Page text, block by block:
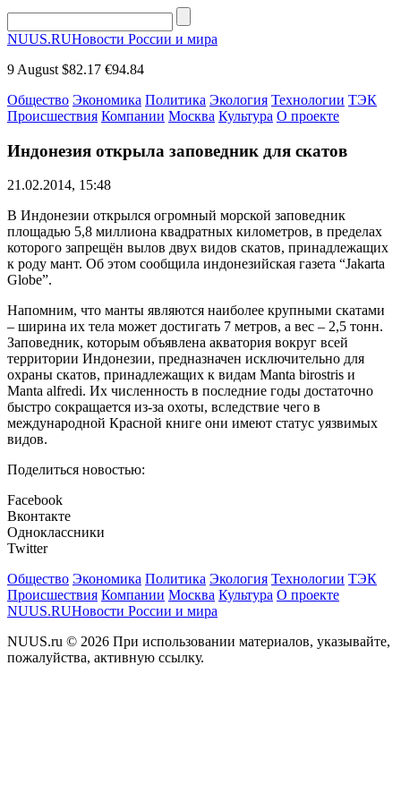
NUUS.RUНовости России и мира
9 August $82.17 €94.84
Общество Экономика Политика Экология Технологии ТЭК
Происшествия Компании Москва Культура О проекте
Индонезия открыла заповедник для скатов
21.02.2014, 15:48
В Индонезии открылся огромный морской заповедник
площадью 5,8 миллиона квадратных километров, в пределах
которого запрещён вылов двух видов скатов, принадлежащих
к роду мант. Об этом сообщила индонезийская газета “Jakarta
Globe”.
Напомним, что манты являются наиболее крупными скатами
– ширина их тела может достигать 7 метров, а вес – 2,5 тонн.
Заповедник, которым объявлена акватория вокруг всей
территории Индонезии, предназначен исключительно для
охраны скатов, принадлежащих к видам Manta birostris и
Manta alfredi. Их численность в последние годы достаточно
быстро сокращается из-за охоты, вследствие чего в
международной Красной книге они имеют статус уязвимых
видов.
Поделиться новостью:
Facebook
Вконтакте
Одноклассники
Twitter
Общество Экономика Политика Экология Технологии ТЭК
Происшествия Компании Москва Культура О проекте
NUUS.RUНовости России и мира
NUUS.ru © 2026 При использовании материалов, указывайте,
пожалуйства, активную ссылку.